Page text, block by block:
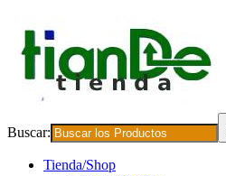
Buscar:
Tienda/Shop